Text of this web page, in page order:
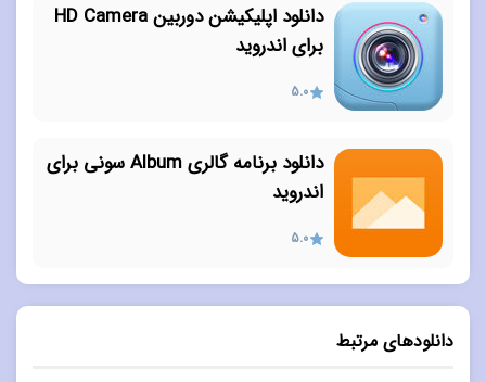
دانلودهای مرتبط
دانلود اپلیکیشن دوربین HD Camera
برای اندروید
5.0
دانلود برنامه گالری Album سونی برای
اندروید
5.0